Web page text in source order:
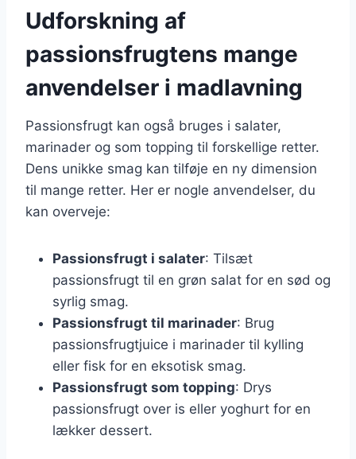
Udforskning af
passionsfrugtens mange
anvendelser i madlavning
Passionsfrugt kan også bruges i salater,
marinader og som topping til forskellige retter.
Dens unikke smag kan tilføje en ny dimension
til mange retter. Her er nogle anvendelser, du
kan overveje:
Passionsfrugt i salater: Tilsæt
passionsfrugt til en grøn salat for en sød og
syrlig smag.
Passionsfrugt til marinader: Brug
passionsfrugtjuice i marinader til kylling
eller fisk for en eksotisk smag.
Passionsfrugt som topping: Drys
passionsfrugt over is eller yoghurt for en
lækker dessert.